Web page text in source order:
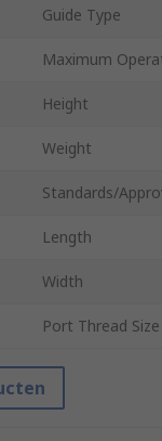
Guide Type
Maximum
Height
Weight
Standards/
Length
Width
Port Thread Size